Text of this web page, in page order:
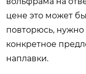
цене это может
повторюсь, нужно
конкретное
наплавки.